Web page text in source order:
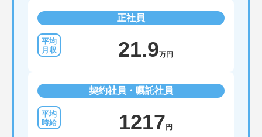
正社員
21.9万円
契約社員・嘱託社員
1217 円